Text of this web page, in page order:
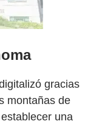
gracias
montañas de
una